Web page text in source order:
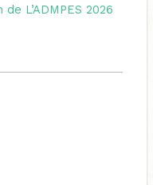
L’ADMPES 2026